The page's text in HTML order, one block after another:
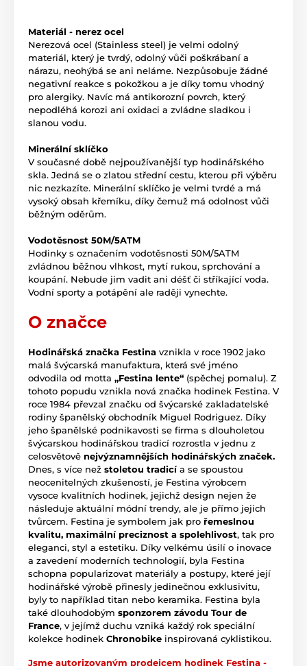
Materiál - nerez ocel
Nerezová ocel (Stainless steel) je velmi odolný
materiál, který je tvrdý, odolný vůči poškrábaní a
nárazu, neohýbá se ani neláme. Nezpůsobuje žádné
negativní reakce s pokožkou a je díky tomu vhodný
pro alergiky. Navíc má antikorozní povrch, který
nepodléhá korozi ani oxidaci a zvládne sladkou i
slanou vodu.
Minerální sklíčko
V současné době nejpoužívanější typ hodinářského
skla. Jedná se o zlatou střední cestu, kterou při výběru
nic nezkazíte. Minerální sklíčko je velmi tvrdé a má
vysoký obsah křemíku, díky čemuž má odolnost vůči
běžným oděrům.
Vodotěsnost 50M/5ATM
Hodinky s označením vodotěsnosti 50M/5ATM
zvládnou běžnou vlhkost, mytí rukou, sprchování a
koupání. Nebude jim vadit ani déšť či stříkající voda.
Vodní sporty a potápění ale raději vynechte.
O značce
Hodinářská značka Festina vznikla v roce 1902 jako
malá švýcarská manufaktura, která své jméno
odvodila od motta „Festina lente“ (spěchej pomalu). Z
tohoto popudu vznikla nová značka hodinek Festina. V
roce 1984 převzal značku od švýcarské zakladatelské
rodiny španělský obchodník Miguel Rodriguez. Díky
jeho španělské podnikavosti se firma s dlouholetou
švýcarskou hodinářskou tradicí rozrostla v jednu z
celosvětově nejvýznamnějších hodinářských značek.
Dnes, s více než stoletou tradicía se spoustou
neocenitelných zkušeností, je Festina výrobcem
vysoce kvalitních hodinek, jejichž design nejen že
následuje aktuální módní trendy, ale je přímo jejich
tvůrcem. Festina je symbolem jak pro řemeslnou
kvalitu, maximální preciznost a spolehlivost, tak pro
eleganci, styl a estetiku. Díky velkému úsilí o inovace
a zavedení moderních technologií, byla Festina
schopna popularizovat materiály a postupy, které její
hodinářské výrobě přinesly jedinečnou exklusivitu,
byly to například titan nebo keramika. Festina byla
také dlouhodobým sponzorem závodu Tour de
France, v jejímž duchu vzniká každý rok speciální
kolekce hodinek Chronobike inspirovaná cyklistikou.
Jsme autorizovaným prodejcem hodinek Festina -